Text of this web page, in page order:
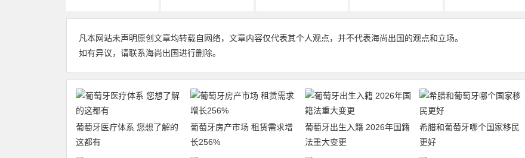
凡本网站未声明原创文章均转载自网络，文章内容仅代表其个人观点，并不代表海尚出国的观点和立场。
如有异议，请联系海尚出国进行删除。
葡萄牙医疗体系 您想了解的
这都有
葡萄牙房产市场 租赁需求增
长256%
葡萄牙出生入籍 2026年国籍
法重大变更
希腊和葡萄牙哪个国家移民
更好